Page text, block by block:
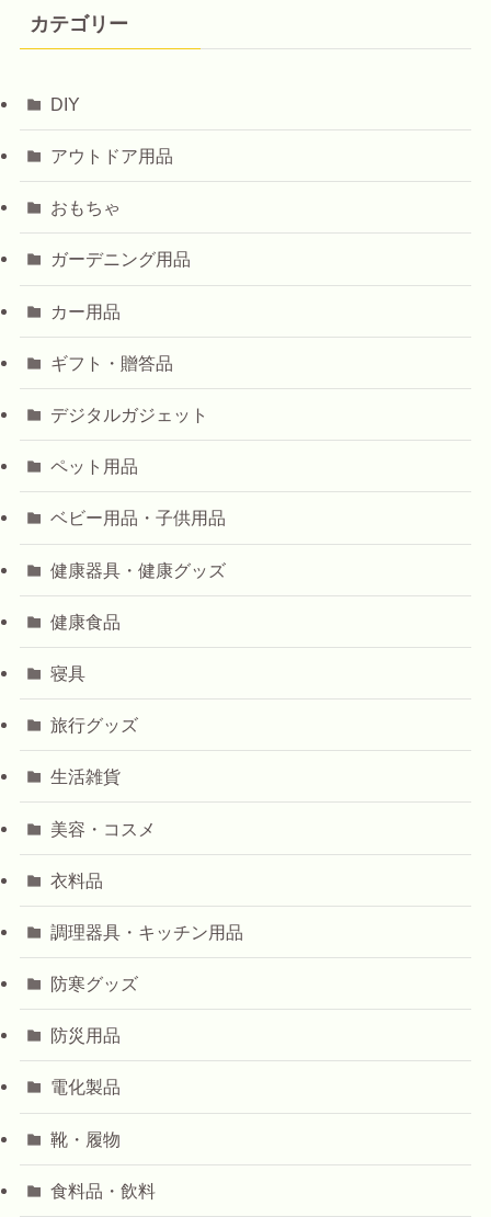
カテゴリー
DIY
アウトドア用品
おもちゃ
ガーデニング用品
カー用品
ギフト・贈答品
デジタルガジェット
ペット用品
ベビー用品・子供用品
健康器具・健康グッズ
健康食品
寝具
旅行グッズ
生活雑貨
美容・コスメ
衣料品
調理器具・キッチン用品
防寒グッズ
防災用品
電化製品
靴・履物
食料品・飲料